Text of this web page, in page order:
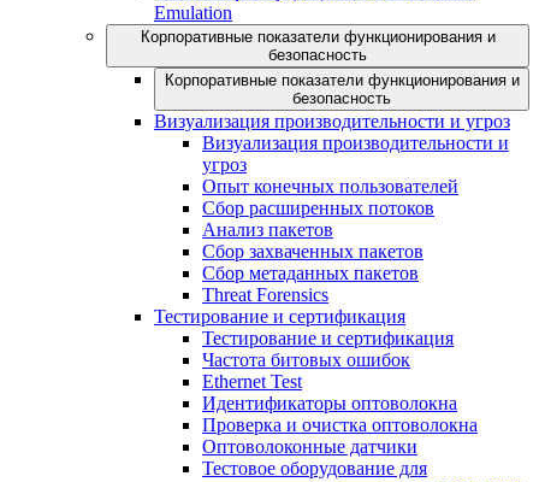
Emulation
Корпоративные показатели функционирования и
безопасность
Корпоративные показатели функционирования и
безопасность
Визуализация производительности и угроз
Визуализация производительности и
угроз
Опыт конечных пользователей
Сбор расширенных потоков
Анализ пакетов
Сбор захваченных пакетов
Сбор метаданных пакетов
Threat Forensics
Тестирование и сертификация
Тестирование и сертификация
Частота битовых ошибок
Ethernet Test
Идентификаторы оптоволокна
Проверка и очистка оптоволокна
Оптоволоконные датчики
Тестовое оборудование для